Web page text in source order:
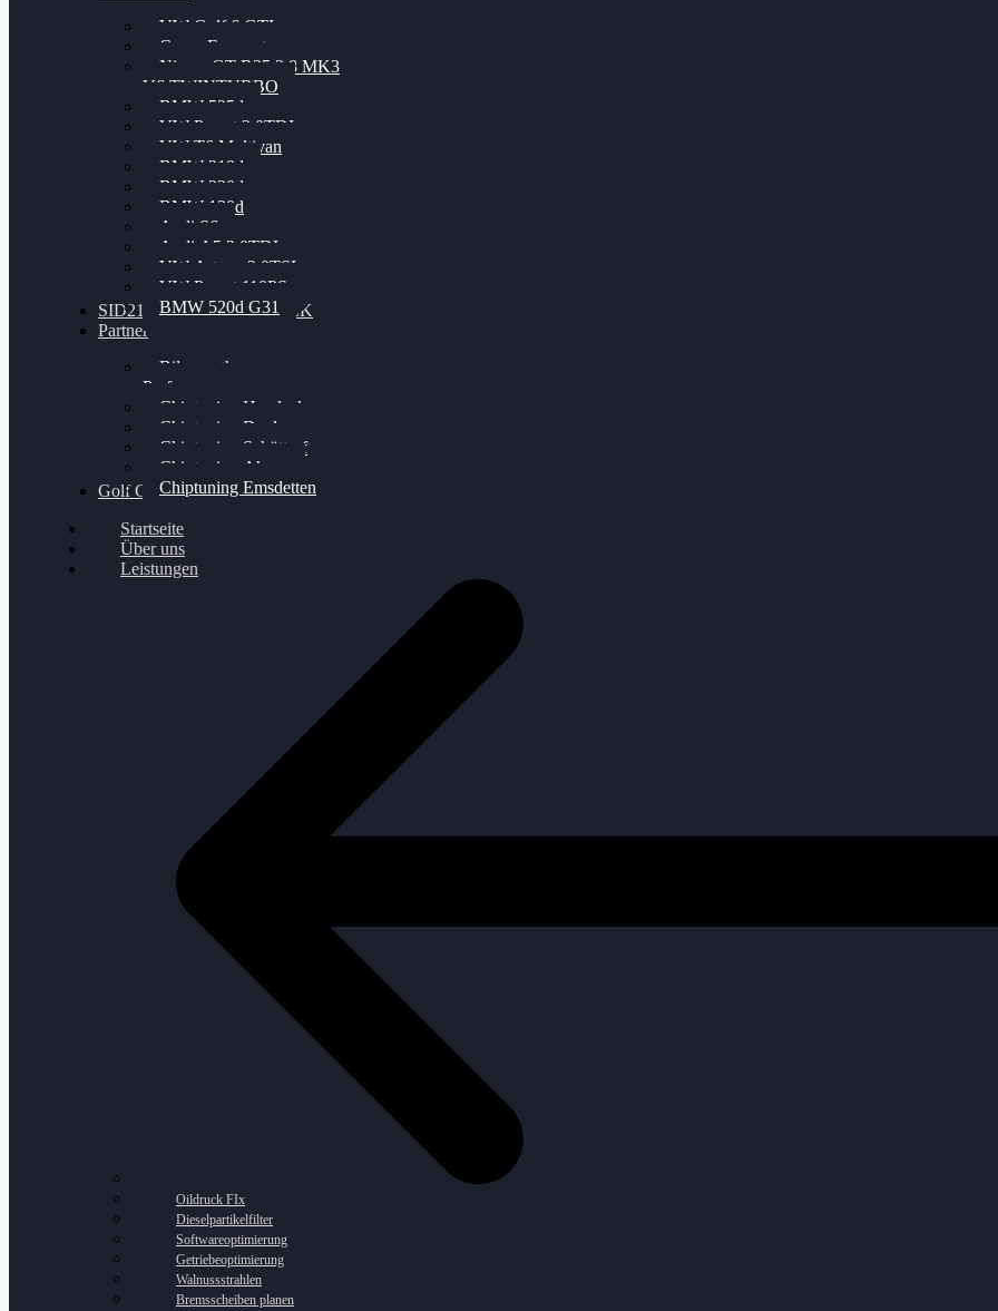
VW Golf 6 GTI
Cupra Formentor
Nissan GT-R35 3.8 MK3
V6 TWINTURBO
BMW 525d
VW Passat 2.0TDI
VW T6 Multivan
BMW 318d
BMW 320d
BMW 120d
Audi S6
Audi A5 3.0TDI
VW Arteon 2.0TSI
VW Passat 110PS
BMW 520d G31
SID212 / 212EVO UNLOCK
Partner
Bilgenroth
Performance
Chiptuning Herzlacke
Chiptuning Duelmen
Chiptuning Schüttorf
Chiptuning Ahaus
Chiptuning Emsdetten
Golf Gewinnspiel
Startseite
Über uns
Leistungen
Oildruck FIx
Dieselpartikelfilter
Softwareoptimierung
Getriebeoptimierung
Walnussstrahlen
Bremsscheiben planen